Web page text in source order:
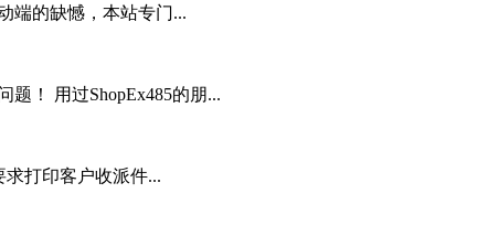
端的缺憾，本站专门...
题！ 用过ShopEx485的朋...
打印客户收派件...